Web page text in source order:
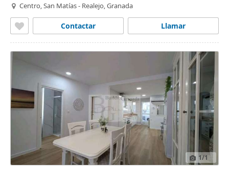
Centro, San Matías - Realejo, Granada
Llamar
Contactar
1/1